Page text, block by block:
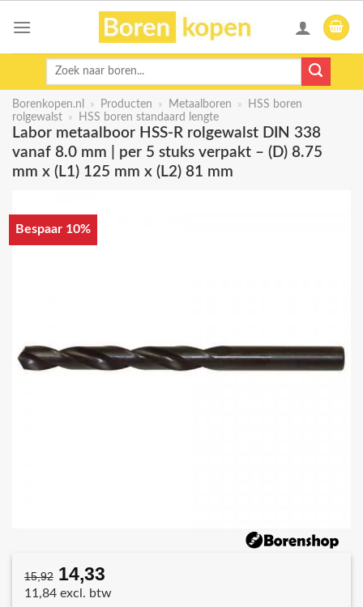
Zoeken
Borenkopen.nl » Producten » Metaalboren »
HSS boren
rolgewalst » HSS boren standaard lengte
Labor metaalboor HSS-R rolgewalst DIN 338
vanaf 8.0 mm | per 5 stuks verpakt – (D) 8.75
mm x (L1) 125 mm x (L2) 81 mm
Bespaar 10%
15,92 Oorspronkelijke
prijs
14,33
prijs
11,84 excl. btw